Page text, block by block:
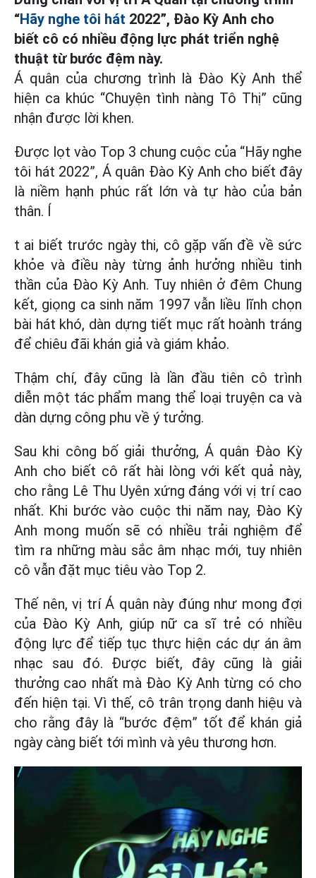
“Hãy nghe tôi hát 2022”, Đào Kỳ Anh cho
biết cô có nhiều động lực phát triển nghệ
thuật từ bước đệm này.
Á quân của chương trình là Đào Kỳ Anh thể
hiện ca khúc “Chuyện tình nàng Tô Thị” cũng
nhận được lời khen.
Được lọt vào Top 3 chung cuộc của “Hãy nghe
tôi hát 2022”, Á quân Đào Kỳ Anh cho biết đây
là niềm hạnh phúc rất lớn và tự hào của bản
thân. Í
t ai biết trước ngày thi, cô gặp vấn đề về sức
khỏe và điều này từng ảnh hưởng nhiều tinh
thần của Đào Kỳ Anh. Tuy nhiên ở đêm Chung
kết, giọng ca sinh năm 1997 vẫn liều lĩnh chọn
bài hát khó, dàn dựng tiết mục rất hoành tráng
để chiêu đãi khán giả và giám khảo.
Thậm chí, đây cũng là lần đầu tiên cô trình
diễn một tác phẩm mang thể loại truyện ca và
dàn dựng công phu về ý tưởng.
Sau khi công bố giải thưởng, Á quân Đào Kỳ
Anh cho biết cô rất hài lòng với kết quả này,
cho rằng Lê Thu Uyên xứng đáng với vị trí cao
nhất. Khi bước vào cuộc thi năm nay, Đào Kỳ
Anh mong muốn sẽ có nhiều trải nghiệm để
tìm ra những màu sắc âm nhạc mới, tuy nhiên
cô vẫn đặt mục tiêu vào Top 2.
Thế nên, vị trí Á quân này đúng như mong đợi
của Đào Kỳ Anh, giúp nữ ca sĩ trẻ có nhiều
động lực để tiếp tục thực hiện các dự án âm
nhạc sau đó. Được biết, đây cũng là giải
thưởng cao nhất mà Đào Kỳ Anh từng có cho
đến hiện tại. Vì thế, cô trân trọng danh hiệu và
cho rằng đây là “bước đệm” tốt để khán giả
ngày càng biết tới mình và yêu thương hơn.